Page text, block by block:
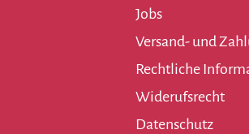
Jobs
Versand- und
Rechtliche
Widerufsrecht
Datenschutz